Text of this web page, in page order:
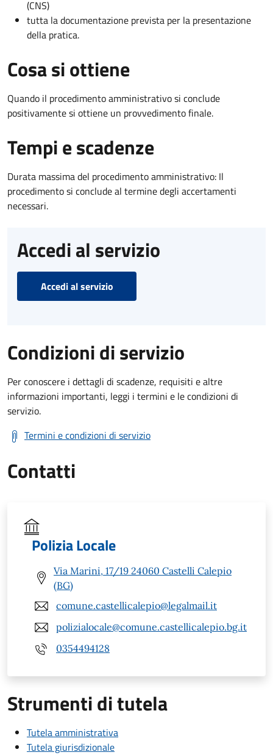
(CNS)
tutta la documentazione prevista per la presentazione
della pratica.
Cosa si ottiene
Quando il procedimento amministrativo si conclude
positivamente si ottiene un provvedimento finale.
Tempi e scadenze
Durata massima del procedimento amministrativo: Il
procedimento si conclude al termine degli accertamenti
necessari.
Accedi al servizio
Accedi al servizio
Condizioni di servizio
Per conoscere i dettagli di scadenze, requisiti e altre
informazioni importanti, leggi i termini e le condizioni di
servizio.
Termini e condizioni di servizio
Contatti
Polizia Locale
Via Marini, 17/19 24060 Castelli Calepio
(BG)
comune.castellicalepio@legalmail.it
polizialocale@comune.castellicalepio.bg.it
0354494128
Strumenti di tutela
Tutela amministrativa
Tutela giurisdizionale